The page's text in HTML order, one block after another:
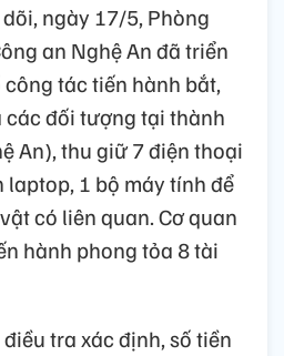
ngày 17/5, Phòng
an Nghệ An đã triển
tác tiến hành bắt,
các đối tượng tại thành
An), thu giữ 7 điện thoại
laptop, 1 bộ máy tính để
có liên quan. Cơ quan
hành phong tỏa 8 tài
tra xác định, số tiền